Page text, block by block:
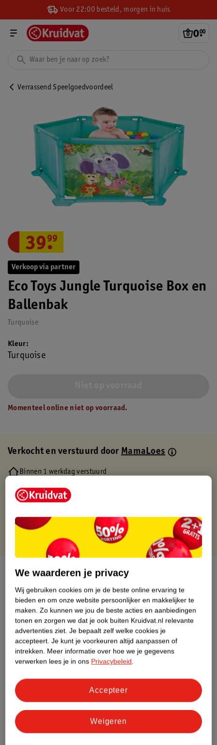
Voor 22:00 besteld, morgen in huis
0.
00
Verrassend Speelgoedvoordeel
Verkoop via partner
Eco Toys Jungle Turquoise Box en
Ballenbak
Turquoise
39.
99
Kleur
Turquoise
Momenteel online niet op voorraad.
Verkocht en verstuurd doorMamaLoes
Binnen 1 werkdag verstuurd
Gratis retourneren via verkooppartner.
Over dit product
Productinformatie
Nature Impact Score
Dit product heeft (nog) geen Nature
Impact Score.
Meer informatie
Bestel & Bezorginformatie
Bekijk ook
We waarderen je privacy
Wij gebruiken cookies om je de beste online ervaring te
bieden en om onze website persoonlijker en makkelijker te
maken. Zo kunnen we jou de beste acties en aanbiedingen
tonen en zorgen we dat je ook buiten Kruidvat.nl relevante
advertenties ziet. Je bepaalt zelf welke cookies je
accepteert. Je kunt je voorkeuren altijd aanpassen of
intrekken. Meer informatie over hoe we je gegevens
verwerken lees je in ons Privacybeleid.
Weigeren
Accepteer